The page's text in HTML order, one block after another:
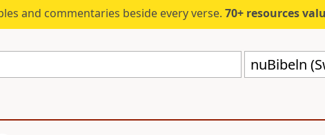
and commentaries beside every verse. 70+ resources valued at